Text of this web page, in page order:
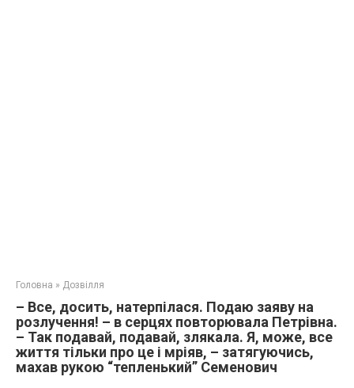
Головна » Дозвілля
– Все, досить, натерпілася. Подаю заяву на
розлучення! – в серцях повторювала Петрівна.
– Так подавай, подавай, злякала. Я, може, все
життя тільки про це і мріяв, – затягуючись,
махав рукою “тепленький” Семенович